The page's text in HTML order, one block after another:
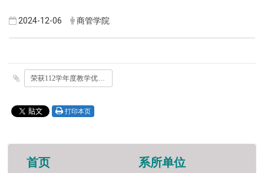
2024-12-06 商管学院
荣获112学年度教学优良奖教师名单.pdf
打印本页
首页 系所单位